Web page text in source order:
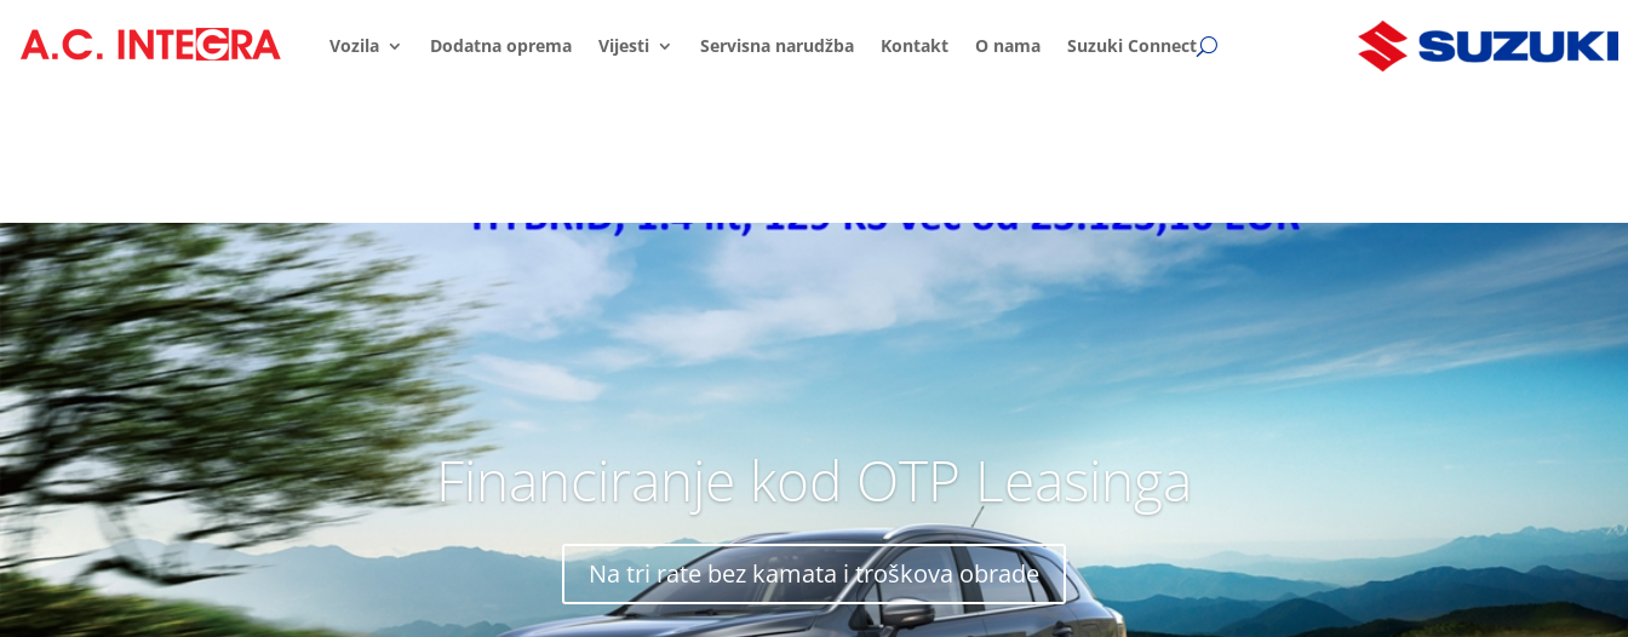
Vozila Dodatna oprema Vijesti Servisna narudžba Kontakt O nama Suzuki Connect
Financiranje kod OTP Leasinga
Na tri rate bez kamata i troškova obrade